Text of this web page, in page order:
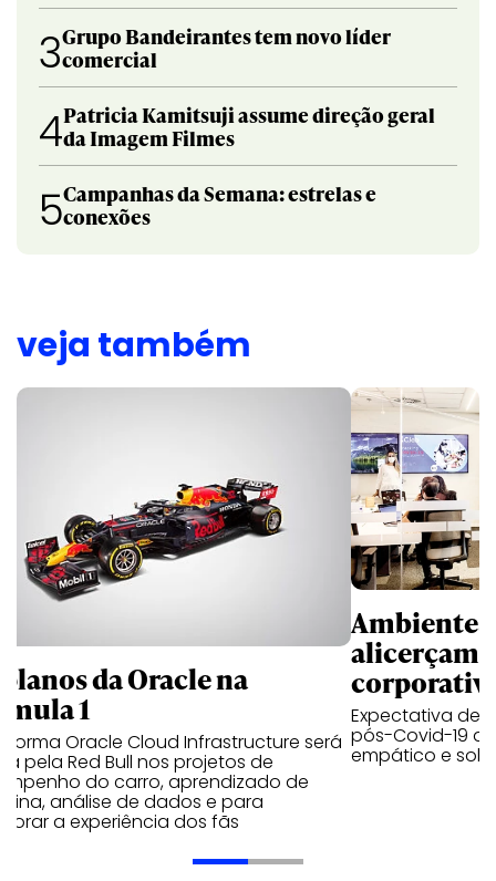
3Grupo Bandeirantes tem novo líder
comercial
4Patricia Kamitsuji assume direção geral
da Imagem Filmes
5Campanhas da Semana: estrelas e
conexões
veja também
da Oracle na
1
Oracle Cloud Infrastructure será
pela Red Bull nos projetos de
do carro, aprendizado de
análise de dados e para
a experiência dos fãs
Ambientes
alicerçam
Expectativa de
pós-Covid-19
empático e